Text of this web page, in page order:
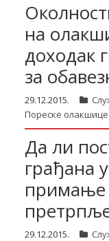
на
доходак
за
29.12.2015.
Пореске олакшице
Да ли
грађана
примање
29.12.2015.